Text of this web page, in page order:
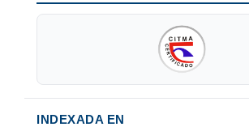
INDEXADA EN